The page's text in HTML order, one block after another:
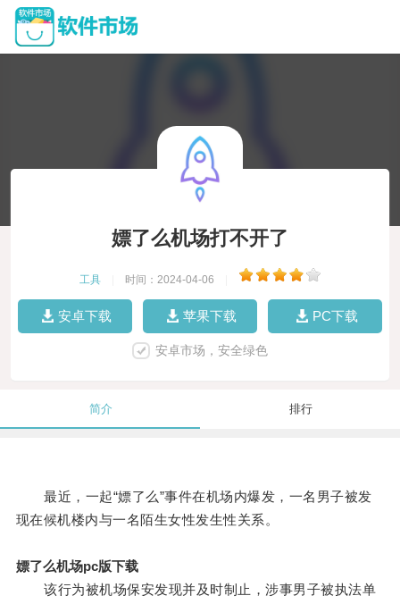
嫖了么机场打不开了
工具 时间：2024-04-06
安卓下载 苹果下载 PC下载
安卓市场，安全绿色
简介 排行
最近，一起“嫖了么”事件在机场内爆发，一名男子被发
现在候机楼内与一名陌生女性发生性关系。
嫖了么机场pc版下载
该行为被机场保安发现并及时制止，涉事男子被执法单